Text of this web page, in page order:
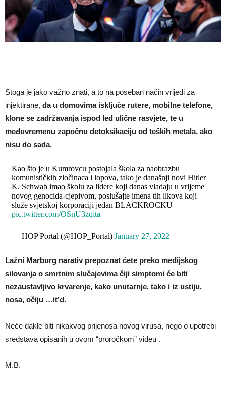
Stoga je jako važno znati, a to na poseban način vrijedi za
injektirane, da u domovima isključe rutere, mobilne telefone,
klone se zadržavanja ispod led ulične rasvjete, te u
međuvremenu započnu detoksikaciju od teških metala, ako
nisu do sada.
Kao što je u Kumrovcu postojala škola za naobrazbu
komunističkih zločinaca i lopova, tako je današnji novi Hitler
K. Schwab imao školu za lidere koji danas vladaju u vrijeme
novog genocida-cjepivom, poslušajte imena tih likova koji
služe svjetskoj korporaciji jedan BLACKROCKU
pic.twitter.com/OSnU3zqita
— HOP Portal (@HOP_Portal) January 27, 2022
Lažni Marburg narativ prepoznat ćete preko medijskog
silovanja o smrtnim slučajevima čiji simptomi će biti
nezaustavljivo krvarenje, kako unutarnje, tako i iz ustiju,
nosa, očiju …it’d.
Neće dakle biti nikakvog prijenosa novog virusa, nego o upotrebi
sredstava opisanih u ovom “proročkom” videu .
M.B.